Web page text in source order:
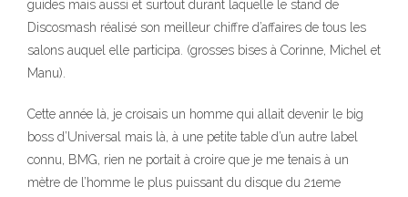
guides mais aussi et surtout durant laquelle le stand de
Discosmash réalisé son meilleur chiffre d’affaires de tous les
salons auquel elle participa. (grosses bises à Corinne, Michel et
Manu).
Cette année là, je croisais un homme qui allait devenir le big
boss d’Universal mais là, à une petite table d’un autre label
connu, BMG, rien ne portait à croire que je me tenais à un
mètre de l’homme le plus puissant du disque du 21eme